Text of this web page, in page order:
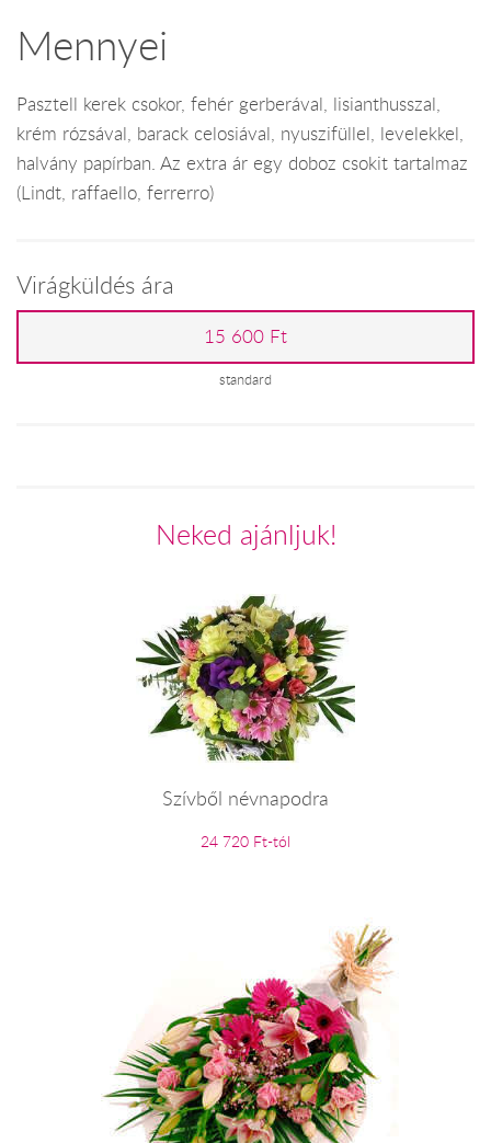
Mennyei
Pasztell kerek csokor, fehér gerberával, lisianthusszal,
krém rózsával, barack celosiával, nyuszifüllel, levelekkel,
halvány papírban. Az extra ár egy doboz csokit tartalmaz
(Lindt, raffaello, ferrerro)
Virágküldés ára
15 600 Ft
standard
Neked ajánljuk!
Szívből névnapodra
24 720 Ft-tól